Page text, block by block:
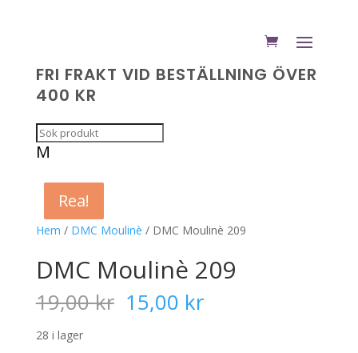
FRI FRAKT VID BESTÄLLNING ÖVER
400 KR
M
Hem / DMC Moulinè / DMC Moulinè 209
Rea!
DMC Moulinè 209
19,00kr Det
ursprungliga
15,00 krDet
28 i lager
Rea!
Rea!
Rea!